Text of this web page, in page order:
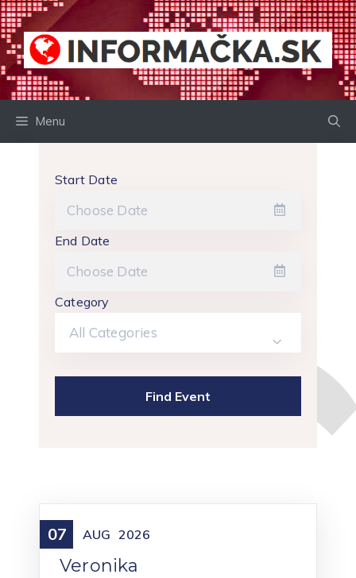
Preskočiť
na
obsah
Menu
Start Date
End Date
Category
All Categories
07 AUG 2026
Meniny
Veronika